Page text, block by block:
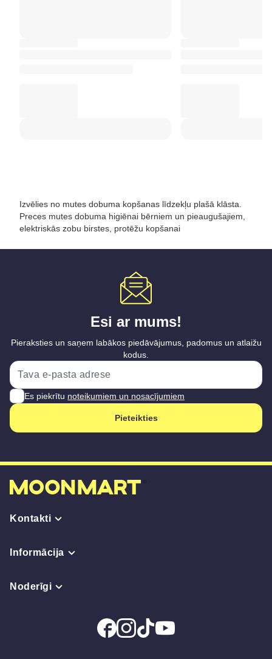
Izvēlies no mutes dobuma kopšanas līdzekļu plašā klāsta.
Preces mutes dobuma higiēnai bērniem un pieaugušajiem,
elektriskās zobu birstes, protēžu kopšanai
Esi ar mums!
Pieraksties un saņem labākos piedāvājumus, padomus un atlaižu
kodus.
Es piekrītu noteikumiem un nosacījumiem
Pieteikties
Kontakti
Informācija
Noderīgi